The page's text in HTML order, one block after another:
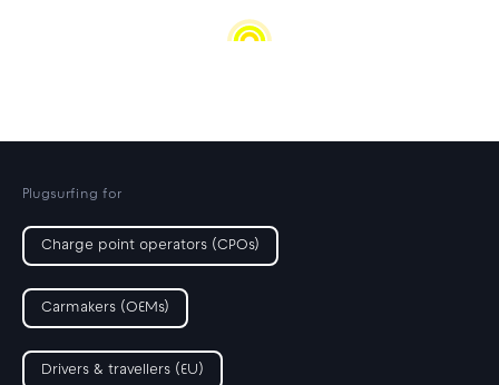
Plugsurfing for
Charge point operators (CPOs)
Carmakers (OEMs)
Drivers & travellers (EU)